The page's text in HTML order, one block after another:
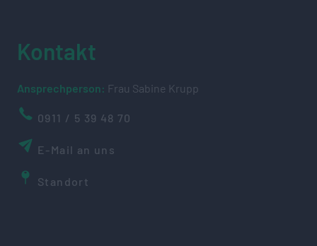
Kontakt
Ansprechperson: Frau Sabine Krupp
0911 / 5 39 48 70
E-Mail an uns
Standort